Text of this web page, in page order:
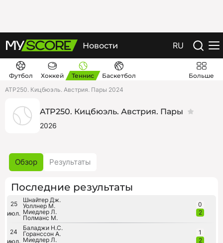
Новости RU
Футбол Хоккей Теннис Баскетбол
Больше
ATP250. Кицбюэль. Австрия. Пары 2024
ATP250. Кицбюэль. Австрия. Пары
2026
Обзор Результаты
Последние результаты
25
июл.
Шнайтер Дж.
Уоллнер М.
Миедлер Л.
Полманс М.
0
2
24
июл.
Баладжи Н.С.
Горанссон А.
Миедлер Л.
1
2